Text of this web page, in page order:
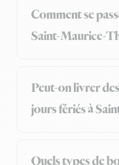
Comment se
Saint-Maurice-
Peut-on livrer
jours fériés à